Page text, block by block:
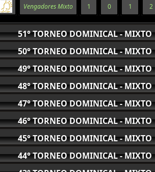
Vengadores Mixto 1 0 1 2
51° TORNEO DOMINICAL - MIXTO
50° TORNEO DOMINICAL - MIXTO
49° TORNEO DOMINICAL - MIXTO
48° TORNEO DOMINICAL - MIXTO
47° TORNEO DOMINICAL - MIXTO
46° TORNEO DOMINICAL - MIXTO
45° TORNEO DOMINICAL - MIXTO
44° TORNEO DOMINICAL - MIXTO